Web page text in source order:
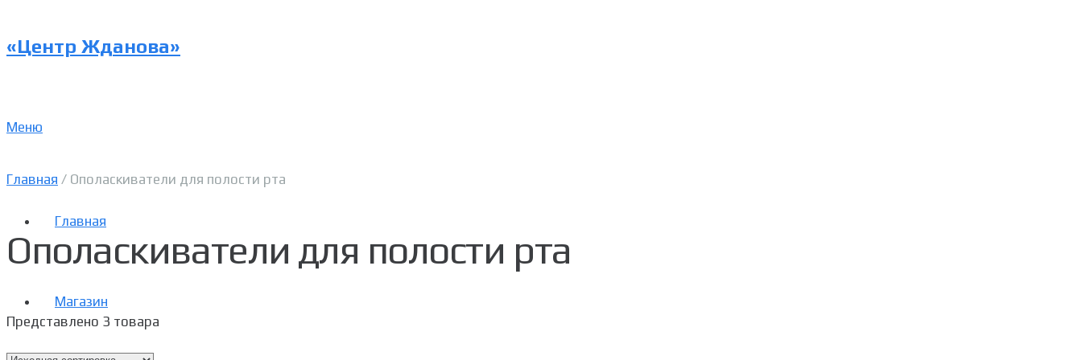
«Центр Жданова»
Меню
Главная
Магазин
Главная / Ополаскиватели для полости рта
Ополаскиватели для полости рта
Представлено 3 товара